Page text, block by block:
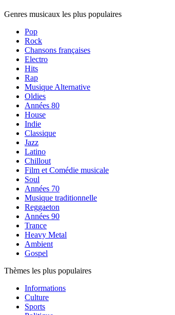
Genres musicaux les plus populaires
Pop
Rock
Chansons françaises
Electro
Hits
Rap
Musique Alternative
Oldies
Années 80
House
Indie
Classique
Jazz
Latino
Chillout
Film et Comédie musicale
Soul
Années 70
Musique traditionnelle
Reggaeton
Années 90
Trance
Heavy Metal
Ambient
Gospel
Thèmes les plus populaires
Informations
Culture
Sports